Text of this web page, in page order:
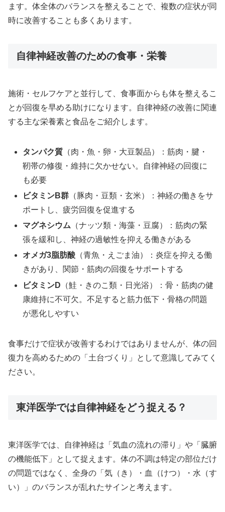
ます。体全体のバランスを整えることで、複数の症状が同
時に改善することも多くあります。
自律神経改善のための食事・栄養
施術・セルフケアと並行して、食事面からも体を整えるこ
とが回復を早める助けになります。自律神経の改善に関連
する主な栄養素と食品をご紹介します。
タンパク質 （肉・魚・卵・大豆製品）：筋肉・腱・
靭帯の修復・維持に欠かせない。自律神経の回復に
も必要
ビタミンB群 （豚肉・豆類・玄米）：神経の働きをサ
ポートし、疲労回復を促進する
マグネシウム （ナッツ類・海藻・豆腐）：筋肉の緊
張を緩和し、神経の過敏性を抑える働きがある
オメガ3脂肪酸 （青魚・えごま油）：炎症を抑える働
きがあり、関節・筋肉の回復をサポートする
ビタミンD （鮭・きのこ類・日光浴）：骨・筋肉の健
康維持に不可欠。不足すると筋力低下・骨格の問題
が悪化しやすい
食事だけで症状が改善するわけではありませんが、体の回
復力を高めるための「土台づくり」として意識してみてく
ださい。
東洋医学では自律神経をどう捉える？
東洋医学では、自律神経は「気血の流れの滞り」や「臓腑
の機能低下」として捉えます。体の不調は特定の部位だけ
の問題ではなく、全身の「気（き）・血（けつ）・水（す
い）」のバランスが乱れたサインと考えます。